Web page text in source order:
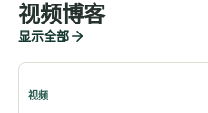
视频博客
显示全部
视频